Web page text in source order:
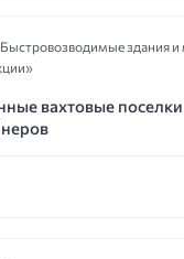
здания
вахтовые